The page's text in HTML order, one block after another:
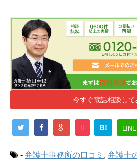
今すぐ電話相談して
B!
- 弁護士事務所の口コミ , 弁護士